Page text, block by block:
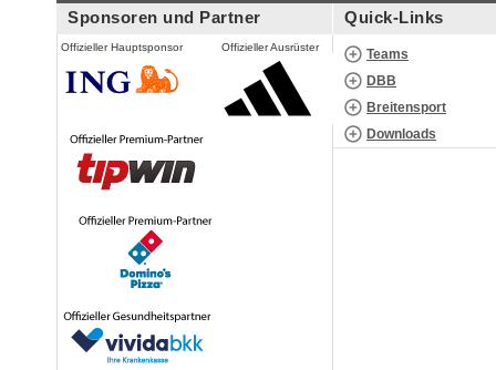
Sponsoren und Partner
Offizieller Hauptsponsor Offizieller Ausrüster
Quick-Links
Teams
DBB
Breitensport
Downloads